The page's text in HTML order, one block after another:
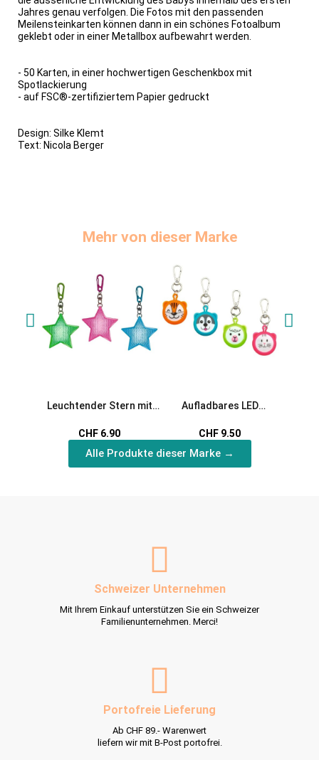
Jahres genau verfolgen. Die Fotos mit den passenden
Meilensteinkarten können dann in ein schönes Fotoalbum
geklebt oder in einer Metallbox aufbewahrt werden.
- 50 Karten, in einer hochwertigen Geschenkbox mit
Spotlackierung
- auf FSC®-zertifiziertem Papier gedruckt
Design: Silke Klemt
Text: Nicola Berger
Mehr von dieser Marke
Leuchtender Stern mit
CHF 6.90
Aufladbares LED
CHF 9.50
Alle Produkte dieser Marke →
Schweizer Unternehmen
Mit Ihrem Einkauf unterstützen Sie ein Schweizer
Familienunternehmen. Merci!
Portofreie Lieferung
Ab CHF 89.- Warenwert
liefern wir mit B-Post portofrei.